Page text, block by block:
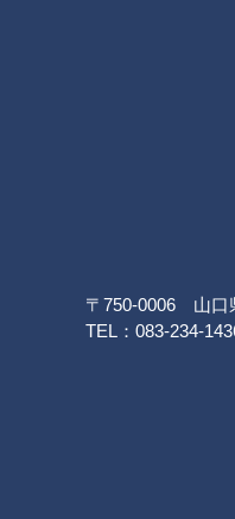
〒750-0006 山口
TEL：083-234-